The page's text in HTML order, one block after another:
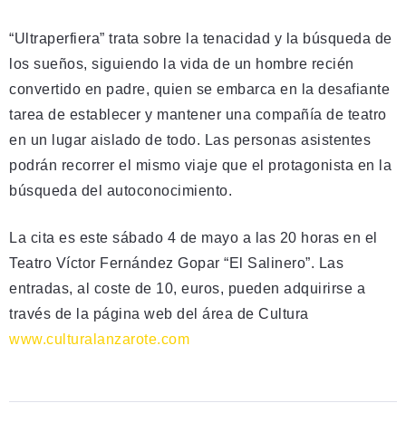
“Ultraperfiera” trata sobre la tenacidad y la búsqueda de
los sueños, siguiendo la vida de un hombre recién
convertido en padre, quien se embarca en la desafiante
tarea de establecer y mantener una compañía de teatro
en un lugar aislado de todo. Las personas asistentes
podrán recorrer el mismo viaje que el protagonista en la
búsqueda del autoconocimiento.
La cita es este sábado 4 de mayo a las 20 horas en el
Teatro Víctor Fernández Gopar “El Salinero”. Las
entradas, al coste de 10, euros, pueden adquirirse a
través de la página web del área de Cultura
www.culturalanzarote.com